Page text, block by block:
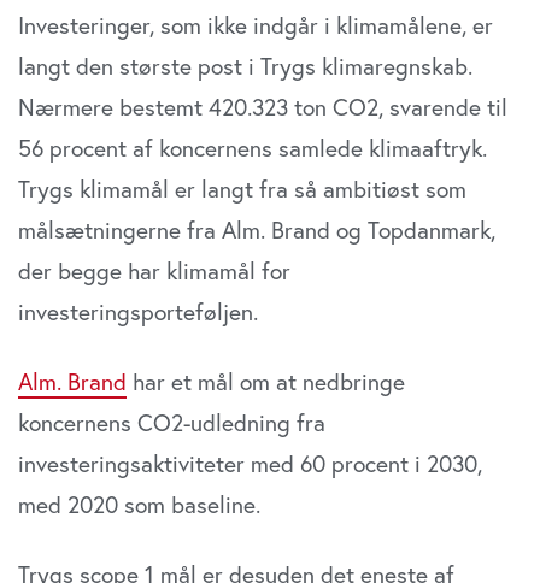
Investeringer, som ikke indgår i klimamålene, er
langt den største post i Trygs klimaregnskab.
Nærmere bestemt 420.323 ton CO2, svarende til
56 procent af koncernens samlede klimaaftryk.
Trygs klimamål er langt fra så ambitiøst som
målsætningerne fra Alm. Brand og Topdanmark,
der begge har klimamål for
investeringsporteføljen.
Alm. Brand har et mål om at nedbringe
koncernens CO2-udledning fra
investeringsaktiviteter med 60 procent i 2030,
med 2020 som baseline.
Trygs scope 1 mål er desuden det eneste af